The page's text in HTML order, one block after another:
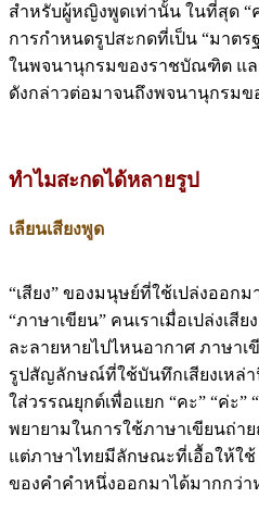
สำหรับผู้หญิงพูดเท่านั้น ในที่สุด “ค
การกำหนดรูปสะกดที่เป็น “มาตร
ในพจนานุกรมของราชบัณฑิต แล
ดังกล่าวต่อมาจนถึงพจนานุกรม
ทำไมสะกดได้หลายรูป
เลียนเสียงพูด
“เสียง” ของมนุษย์ที่ใช้เปล่งออก
“ภาษาเขียน” คนเราเมื่อเปล่งเสี
ละลายหายไปไหนอากาศ ภาษาเ
รูปสัญลักษณ์ที่ใช้บันทึกเสียงเหล่
ใส่วรรณยุกต์เพื่อแยก “คะ” “ค่ะ”
พยายามในการใช้ภาษาเขียนถ่า
แต่ภาษาไทยมีลักษณะที่เอื้อให้ใช้
ของคำคำหนึ่งออกมาได้มากกว่า